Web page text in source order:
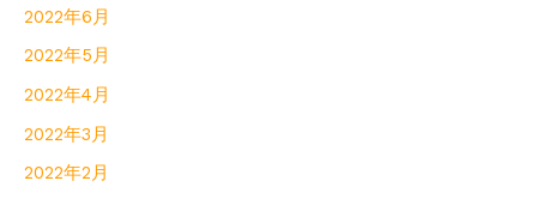
2022年6月
2022年5月
2022年4月
2022年3月
2022年2月